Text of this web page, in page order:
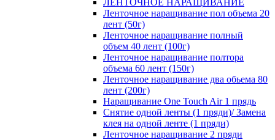
ЛЕНТОЧНОЕ НАРАЩИВАНИЕ
Ленточное наращивание пол объема 20
лент (50г)
Ленточное наращивание полный
объем 40 лент (100г)
Ленточное наращивание полтора
объема 60 лент (150г)
Ленточное наращивание два обьема 80
лент (200г)
Наращивание One Touch Air 1 прядь
Снятие одной ленты (1 пряди)/ Замена
клея на одной ленте (1 пряди)
Ленточное наращивание 2 пряди